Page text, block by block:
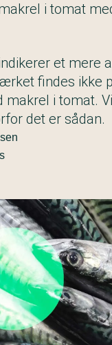
i tomat
et mere
findes ikke
makrel i tomat.
det er sådan.